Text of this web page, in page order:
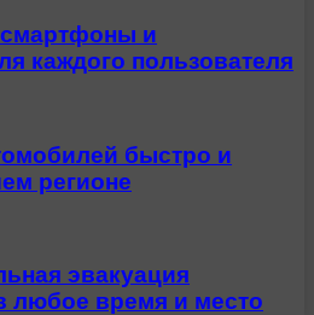
и
каждого пользователя
быстро и
регионе
эвакуация
любое время и место